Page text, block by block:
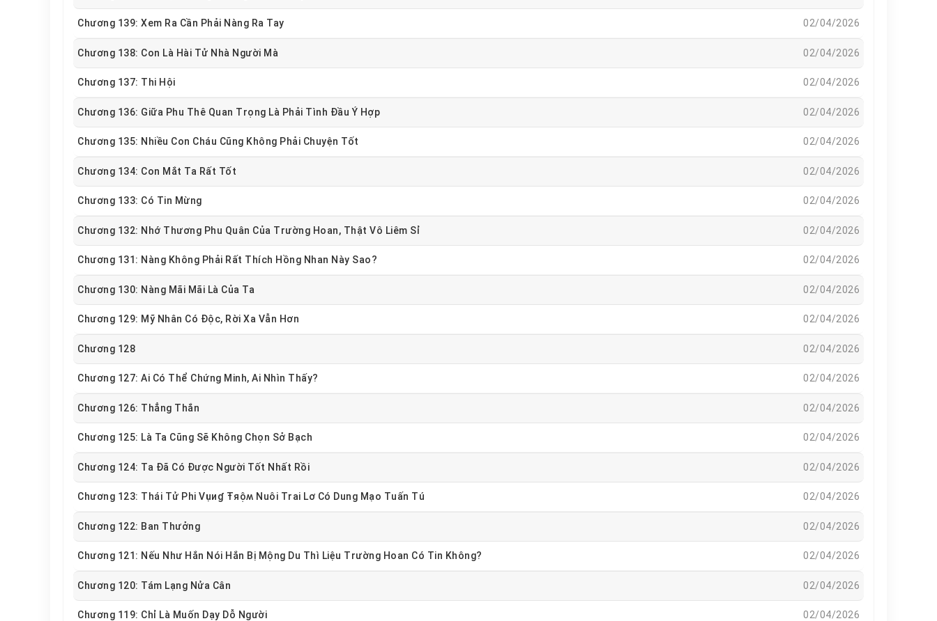
Chương 139: Xem Ra Cần Phải Nàng Ra Tay 02/04/2026
Chương 138: Con Là Hài Tử Nhà Người Mà 02/04/2026
Chương 137: Thi Hội 02/04/2026
Chương 136: Giữa Phu Thê Quan Trọng Là Phải Tình Đầu Ý Hợp 02/04/2026
Chương 135: Nhiều Con Cháu Cũng Không Phải Chuyện Tốt 02/04/2026
Chương 134: Con Mắt Ta Rất Tốt 02/04/2026
Chương 133: Có Tin Mừng 02/04/2026
Chương 132: Nhớ Thương Phu Quân Của Trường Hoan, Thật Vô Liêm Sỉ 02/04/2026
Chương 131: Nàng Không Phải Rất Thích Hồng Nhan Này Sao? 02/04/2026
Chương 130: Nàng Mãi Mãi Là Của Ta 02/04/2026
Chương 129: Mỹ Nhân Có Độc, Rời Xa Vẫn Hơn 02/04/2026
Chương 128 02/04/2026
Chương 127: Ai Có Thể Chứng Minh, Ai Nhìn Thấy? 02/04/2026
Chương 126: Thẳng Thắn 02/04/2026
Chương 125: Là Ta Cũng Sẽ Không Chọn Sở Bạch 02/04/2026
Chương 124: Ta Đã Có Được Người Tốt Nhất Rồi 02/04/2026
Chương 123: Thái Tử Phi Vụиɠ Ŧяộʍ Nuôi Trai Lơ Có Dung Mạo Tuấn Tú 02/04/2026
Chương 122: Ban Thưởng 02/04/2026
Chương 121: Nếu Như Hắn Nói Hắn Bị Mộng Du Thì Liệu Trường Hoan Có Tin Không? 02/04/2026
Chương 120: Tám Lạng Nửa Cân 02/04/2026
Chương 119: Chỉ Là Muốn Dạy Dỗ Người 02/04/2026